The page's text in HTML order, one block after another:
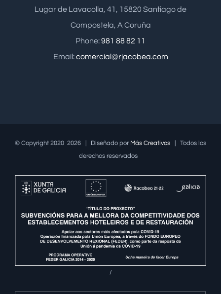
Lugar de Lavacolla, 41, 15820 Santiago de
Compostela, A Coruña
Phone:981 88 82 11
Email:comercial@rjacobea.com
© Copyright 2020 2026 | Diseñado por Más Creativos | Todos los
derechos reservados
/